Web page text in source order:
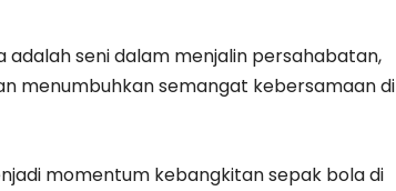
adalah seni dalam menjalin persahabatan,
menumbuhkan semangat kebersamaan di
momentum kebangkitan sepak bola di